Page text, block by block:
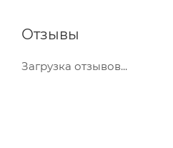
Отзывы
Загрузка отзывов...